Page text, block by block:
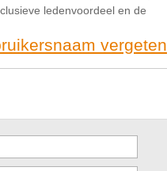
ledenvoordeel en de
vergeten